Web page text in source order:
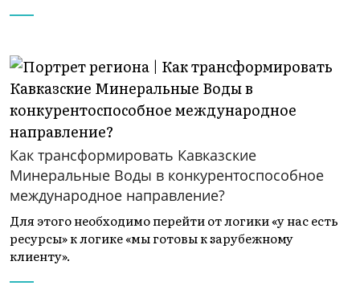
Как трансформировать Кавказские
Минеральные Воды в конкурентоспособное
международное направление?
Для этого необходимо перейти от логики «у нас есть
ресурсы» к логике «мы готовы к зарубежному
клиенту».